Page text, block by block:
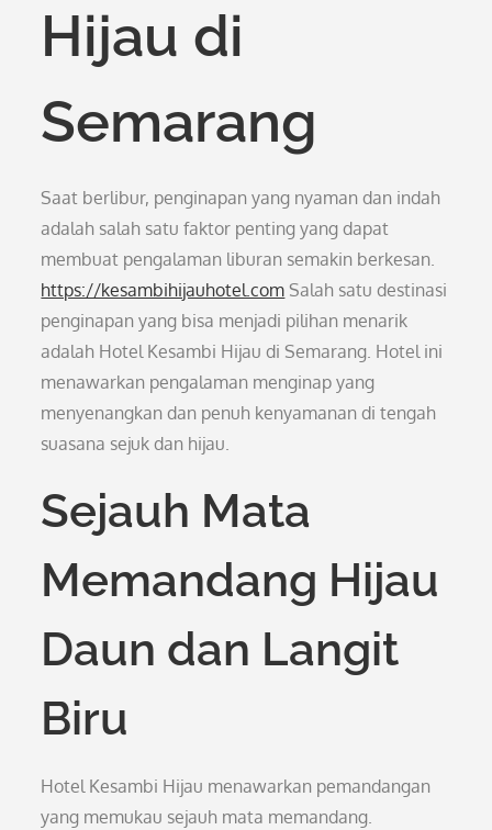
Hijau di
Semarang
Saat berlibur, penginapan yang nyaman dan indah
adalah salah satu faktor penting yang dapat
membuat pengalaman liburan semakin berkesan.
https://kesambihijauhotel.com Salah satu destinasi
penginapan yang bisa menjadi pilihan menarik
adalah Hotel Kesambi Hijau di Semarang. Hotel ini
menawarkan pengalaman menginap yang
menyenangkan dan penuh kenyamanan di tengah
suasana sejuk dan hijau.
Sejauh Mata
Memandang Hijau
Daun dan Langit
Biru
Hotel Kesambi Hijau menawarkan pemandangan
yang memukau sejauh mata memandang.